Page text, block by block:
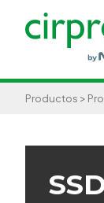
Productos >